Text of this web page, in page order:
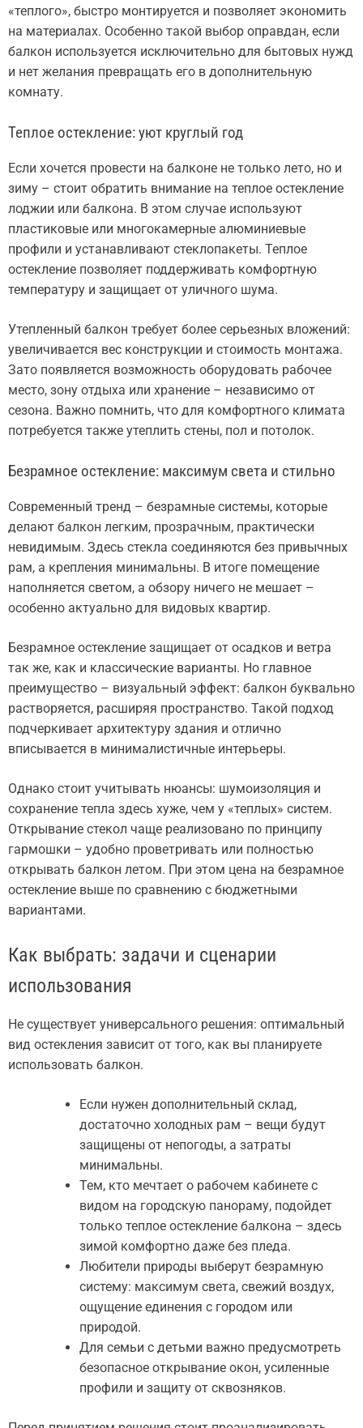
«теплого», быстро монтируется и позволяет экономить
на материалах. Особенно такой выбор оправдан, если
балкон используется исключительно для бытовых нужд
и нет желания превращать его в дополнительную
комнату.
Теплое остекление: уют круглый год
Если хочется провести на балконе не только лето, но и
зиму – стоит обратить внимание на теплое остекление
лоджии или балкона. В этом случае используют
пластиковые или многокамерные алюминиевые
профили и устанавливают стеклопакеты. Теплое
остекление позволяет поддерживать комфортную
температуру и защищает от уличного шума.
Утепленный балкон требует более серьезных вложений:
увеличивается вес конструкции и стоимость монтажа.
Зато появляется возможность оборудовать рабочее
место, зону отдыха или хранение – независимо от
сезона. Важно помнить, что для комфортного климата
потребуется также утеплить стены, пол и потолок.
Безрамное остекление: максимум света и стильно
Современный тренд – безрамные системы, которые
делают балкон легким, прозрачным, практически
невидимым. Здесь стекла соединяются без привычных
рам, а крепления минимальны. В итоге помещение
наполняется светом, а обзору ничего не мешает –
особенно актуально для видовых квартир.
Безрамное остекление защищает от осадков и ветра
так же, как и классические варианты. Но главное
преимущество – визуальный эффект: балкон буквально
растворяется, расширяя пространство. Такой подход
подчеркивает архитектуру здания и отлично
вписывается в минималистичные интерьеры.
Однако стоит учитывать нюансы: шумоизоляция и
сохранение тепла здесь хуже, чем у «теплых» систем.
Открывание стекол чаще реализовано по принципу
гармошки – удобно проветривать или полностью
открывать балкон летом. При этом цена на безрамное
остекление выше по сравнению с бюджетными
вариантами.
Как выбрать: задачи и сценарии
использования
Не существует универсального решения: оптимальный
вид остекления зависит от того, как вы планируете
использовать балкон.
Если нужен дополнительный склад,
достаточно холодных рам – вещи будут
защищены от непогоды, а затраты
минимальны.
Тем, кто мечтает о рабочем кабинете с
видом на городскую панораму, подойдет
только теплое остекление балкона – здесь
зимой комфортно даже без пледа.
Любители природы выберут безрамную
систему: максимум света, свежий воздух,
ощущение единения с городом или
природой.
Для семьи с детьми важно предусмотреть
безопасное открывание окон, усиленные
профили и защиту от сквозняков.